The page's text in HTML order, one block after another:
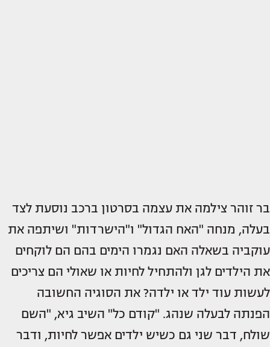
בר זוהר צילמה את עצמה בסרטון ברכב נוסעת לצד
בעלה, מנחה "האח הגדול" ו"הישרדות" ושיתפה את
עוקביה בשאלה האם נגמרו הימים בהם הם לוקחים
את הילדים לגן ולהתחיל לחיות או שאולי הם צריכים
לעשות עוד ילד או ילדה? את הסוגיה החשובה
הפנתה לבעלה שנהג. "קודם כל" השיב גיא, "השם
שולח, דבר שני גם כשיש ילדים אפשר לחיות, ודבר